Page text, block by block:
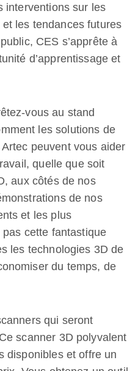
interventions sur les
les tendances futures
CES s’apprête à
d’apprentissage et
vous au stand
les solutions de
peuvent vous aider
quelle que soit
aux côtés de nos
de nos
et les plus
cette fantastique
les technologies 3D de
du temps, de
qui seront
scanner 3D polyvalent
disponibles et offre un